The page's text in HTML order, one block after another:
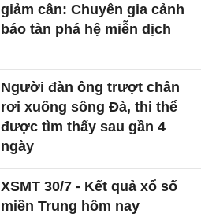
giảm cân: Chuyên gia cảnh
báo tàn phá hệ miễn dịch
Người đàn ông trượt chân
rơi xuống sông Đà, thi thể
được tìm thấy sau gần 4
ngày
XSMT 30/7 - Kết quả xổ số
miền Trung hôm nay